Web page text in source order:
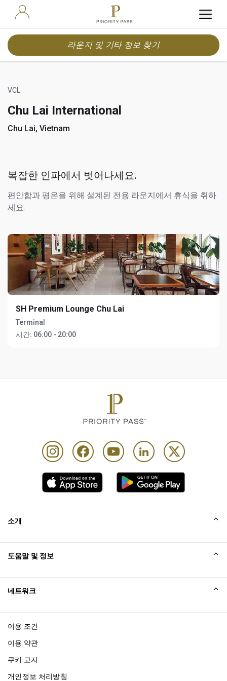
라운지 및 기타 정보 찾기
VCL
Chu Lai International
Chu Lai, Vietnam
복잡한 인파에서 벗어나세요.
편안함과 평온을 위해 설계된 전용 라운지에서 휴식을 취하
세요.
SH Premium Lounge Chu Lai
Terminal
시간: 06:00 - 20:00
소개
Excellence Awards
블로그
도움말 및 정보
네트워크
이용 조건
이용 약관
쿠키 고지
개인정보 처리방침